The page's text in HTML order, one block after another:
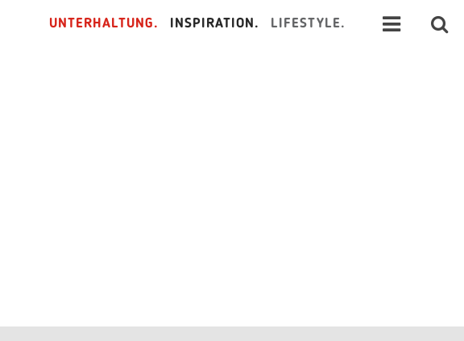
UNTERHALTUNG. INSPIRATION. LIFESTYLE.